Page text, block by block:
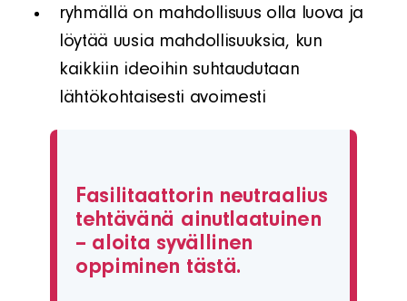
ryhmällä on mahdollisuus olla luova ja
löytää uusia mahdollisuuksia, kun
kaikkiin ideoihin suhtaudutaan
lähtökohtaisesti avoimesti
Fasilitaattorin neutraalius
tehtävänä ainutlaatuinen
– aloita syvällinen
oppiminen tästä.